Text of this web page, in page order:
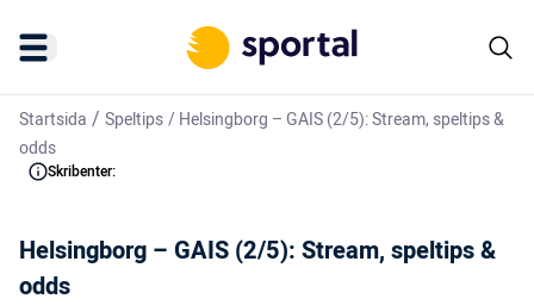
Startsida / Speltips/Helsingborg – GAIS (2/5): Stream, speltips &
odds
Skribenter:
Helsingborg – GAIS (2/5): Stream, speltips &
odds